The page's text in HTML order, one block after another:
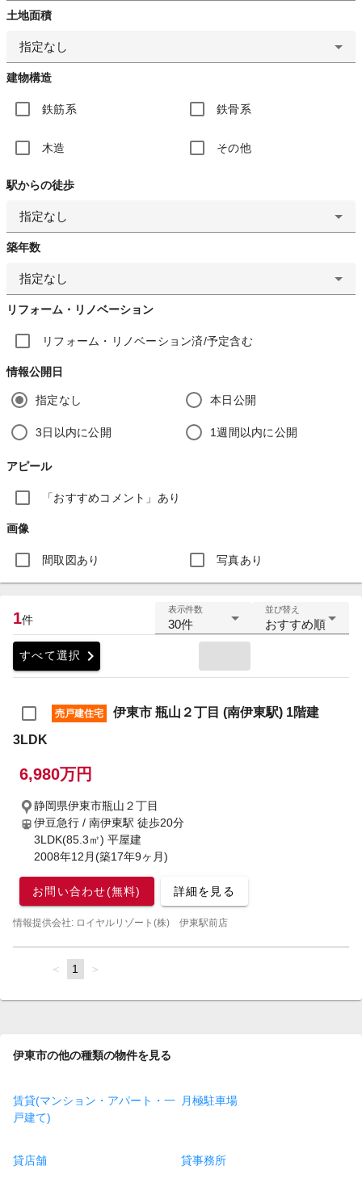
土地面積
指定なし
建物構造
鉄筋系 鉄骨系
木造 その他
駅からの徒歩
指定なし
築年数
指定なし
リフォーム・リノベーション
リフォーム・リノベーション済/予定含む
情報公開日
指定なし 本日公開
3日以内に公開 1週間以内に公開
アピール
「おすすめコメント」あり
画像
間取図あり 写真あり
1件
表示件数
30件
並び替え
おすすめ順
すべて選択 chevron_right
売戸建住宅
伊東市 瓶山２丁目 (南伊東駅) 1階建
3LDK
6,980万円
静岡県伊東市瓶山２丁目
伊豆急行 / 南伊東駅 徒歩20分
3LDK(85.3㎡) 平屋建
2008年12月(築17年9ヶ月)
お問い合わせ(無料) 詳細を見る
情報提供会社: ロイヤルリゾート(株) 伊東駅前店
page
You're
page
1 page
伊東市の他の種類の物件を見る
賃貸(マンション・アパート・一
戸建て)
月極駐車場
貸店舗 貸事務所